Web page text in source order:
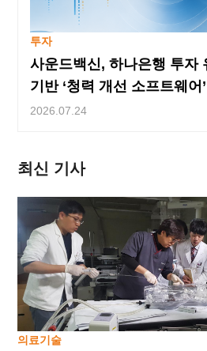
투자
사운드백신, 하나은행 투
기반 ‘청력 개선 소프트웨
2026.07.24
최신 기사
의료기술